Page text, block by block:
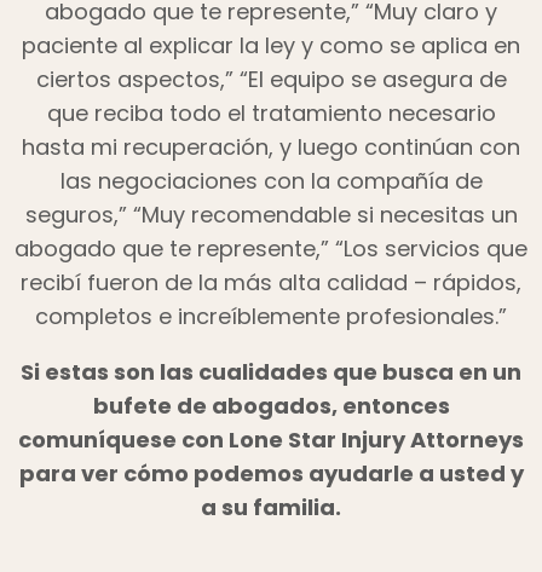
abogado que te represente,” “Muy claro y
paciente al explicar la ley y como se aplica en
ciertos aspectos,” “El equipo se asegura de
que reciba todo el tratamiento necesario
hasta mi recuperación, y luego continúan con
las negociaciones con la compañía de
seguros,” “Muy recomendable si necesitas un
abogado que te represente,” “Los servicios que
recibí fueron de la más alta calidad – rápidos,
completos e increíblemente profesionales.”
Si estas son las cualidades que busca en un
bufete de abogados, entonces
comuníquese con Lone Star Injury Attorneys
para ver cómo podemos ayudarle a usted y
a su familia.